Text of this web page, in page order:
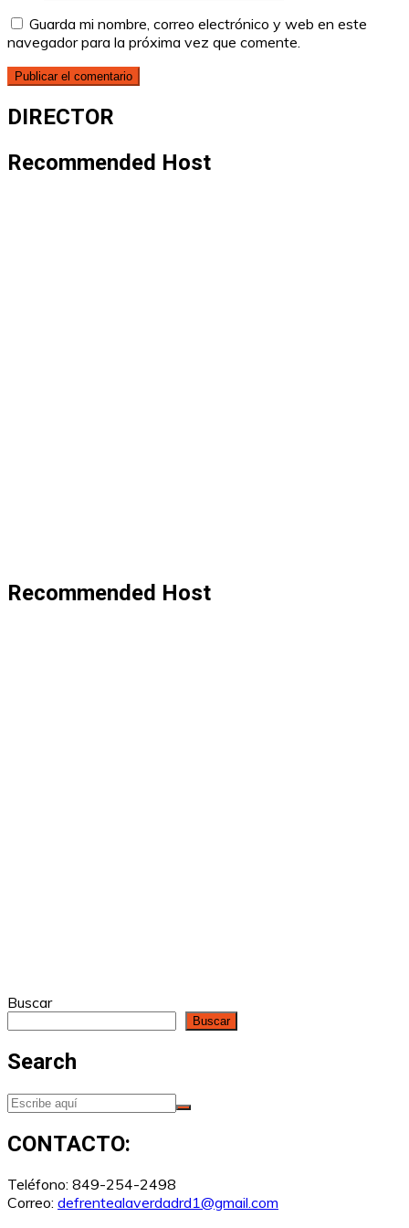
Guarda mi nombre, correo electrónico y web en este
navegador para la próxima vez que comente.
DIRECTOR
Recommended Host
Recommended Host
Buscar
Buscar
Search
CONTACTO:
Teléfono: 849-254-2498
Correo: defrentealaverdadrd1@gmail.com